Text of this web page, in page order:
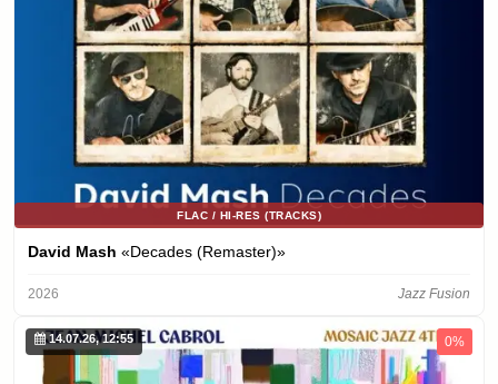
FLAC / HI-RES (TRACKS)
David Mash «Decades (Remaster)»
2026 Jazz Fusion
14.07.26, 12:55 0%